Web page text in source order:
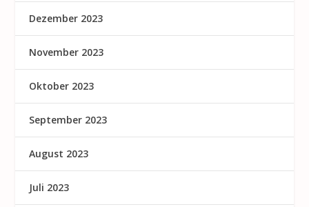
Dezember 2023
November 2023
Oktober 2023
September 2023
August 2023
Juli 2023